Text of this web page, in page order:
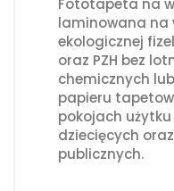
laminowana na
ekologicznej
oraz PZH bez
chemicznych
papieru
pokojach
dziecięcych
publicznych.